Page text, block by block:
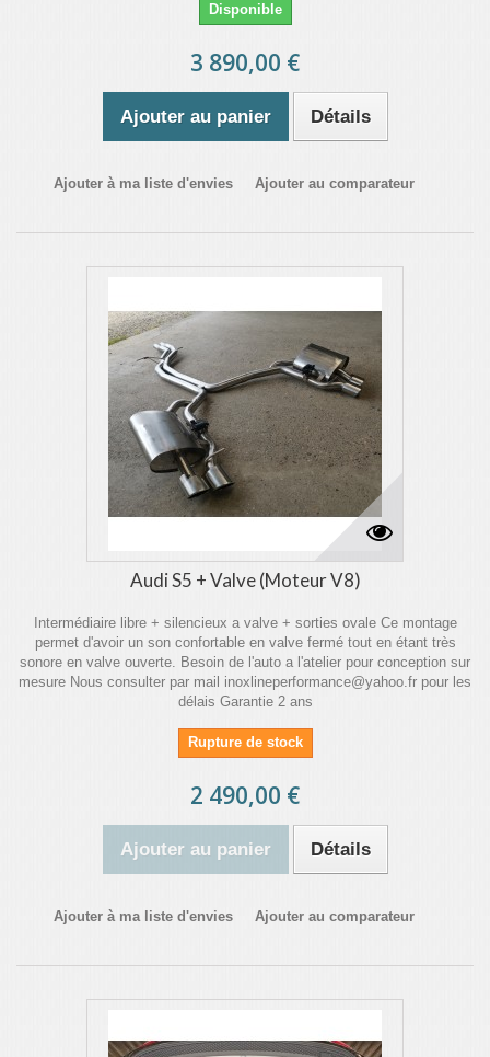
Disponible
3 890,00 €
Ajouter au panier Détails
Ajouter à ma liste d'envies Ajouter au comparateur
Audi S5 + Valve (Moteur V8)
Intermédiaire libre + silencieux a valve + sorties ovale Ce montage
permet d'avoir un son confortable en valve fermé tout en étant très
sonore en valve ouverte. Besoin de l'auto a l'atelier pour conception sur
mesure Nous consulter par mail inoxlineperformance@yahoo.fr pour les
délais Garantie 2 ans
Rupture de stock
2 490,00 €
Ajouter au panier Détails
Ajouter à ma liste d'envies Ajouter au comparateur